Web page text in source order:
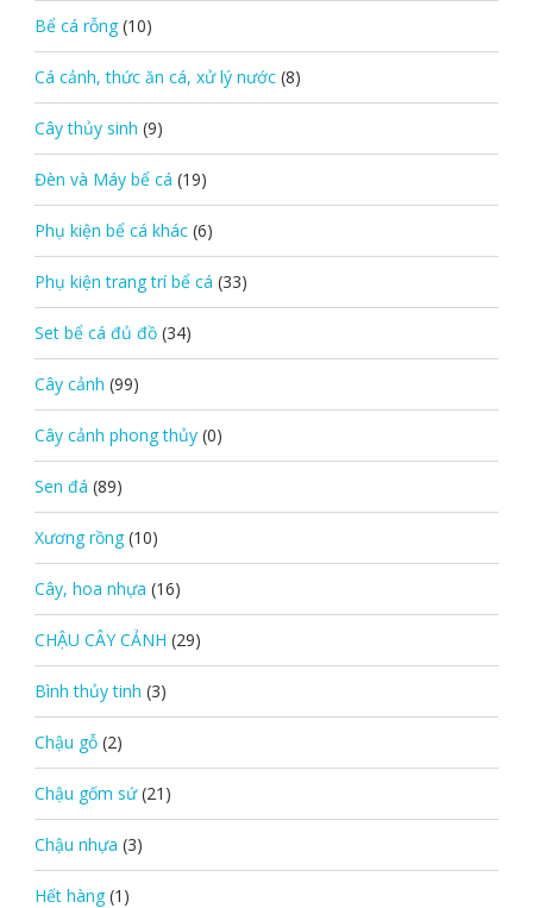
Bể cá rỗng (10)
Cá cảnh, thức ăn cá, xử lý nước (8)
Cây thủy sinh (9)
Đèn và Máy bể cá (19)
Phụ kiện bể cá khác (6)
Phụ kiện trang trí bể cá (33)
Set bể cá đủ đồ (34)
Cây cảnh (99)
Cây cảnh phong thủy (0)
Sen đá (89)
Xương rồng (10)
Cây, hoa nhựa (16)
CHẬU CÂY CẢNH (29)
Bình thủy tinh (3)
Chậu gỗ (2)
Chậu gốm sứ (21)
Chậu nhựa (3)
Hết hàng (1)